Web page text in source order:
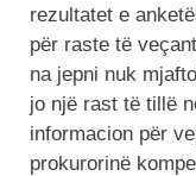
rezultatet e
për raste të
na jepni nuk
jo një rast të tillë
informacion për
prokurorinë